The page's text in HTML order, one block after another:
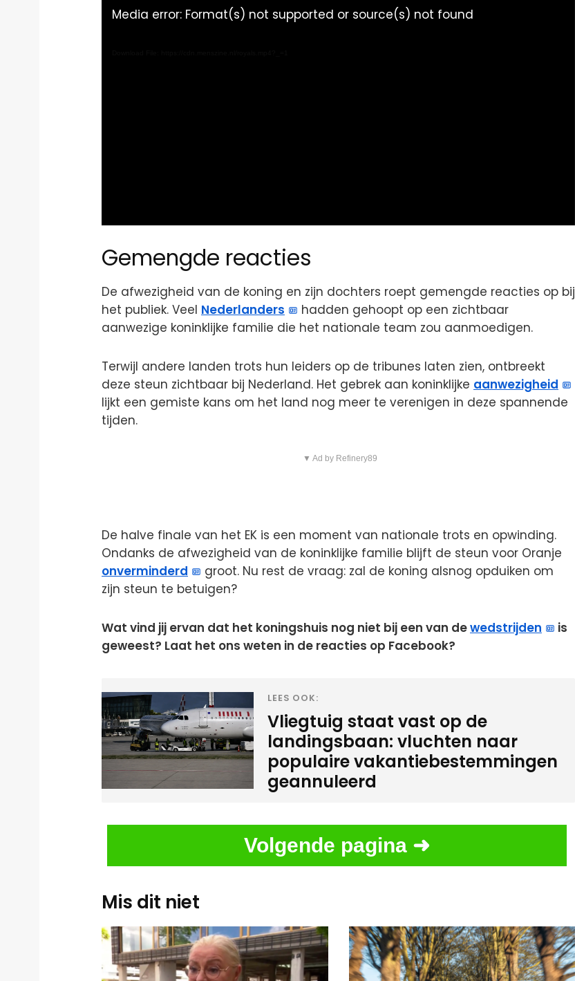
Media error: Format(s) not supported or source(s) not found
Gemengde reacties
De afwezigheid van de koning en zijn dochters roept gemengde reacties op bij
het publiek. Veel Nederlanders
hadden gehoopt op een zichtbaar
aanwezige koninklijke familie die het nationale team zou aanmoedigen.
Terwijl andere landen trots hun leiders op de tribunes laten zien, ontbreekt
deze steun zichtbaar bij Nederland. Het gebrek aan koninklijke aanwezigheid
lijkt een gemiste kans om het land nog meer te verenigen in deze spannende
tijden.
▼ Ad by Refinery89
De halve finale van het EK is een moment van nationale trots en opwinding.
Ondanks de afwezigheid van de koninklijke familie blijft de steun voor Oranje
onverminderd
groot. Nu rest de vraag: zal de koning alsnog opduiken om
zijn steun te betuigen?
Wat vind jij ervan dat het koningshuis nog niet bij een van dewedstrijden
is
geweest? Laat het ons weten in de reacties op Facebook?
LEES OOK:
Vliegtuig staat vast op de
landingsbaan: vluchten naar
populaire vakantiebestemmingen
geannuleerd
Volgende pagina ➜
Mis dit niet